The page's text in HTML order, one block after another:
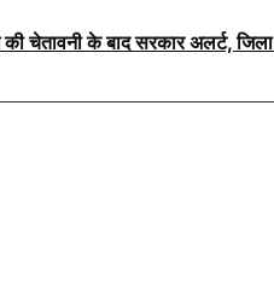
की चेतावनी के बाद सरकार अलर्ट,